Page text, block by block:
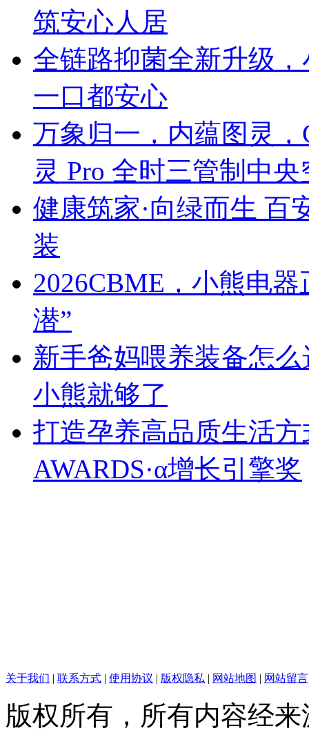
筑安心人居
全链路抑菌全新升级
一口都安心
万象归一，内蕴图灵
灵 Pro 全时三管制中央
健康筑家·向绿而生 百
装
2026CBME，小熊电
潜”
新手爸妈喂养装备怎
小熊就够了
打造孕养高品质生活
AWARDS·α增长引擎奖
关于我们 | 联系方式 | 使用协议 | 版权隐私 | 网站地图 | 网站留言
版权所有，所有内容经